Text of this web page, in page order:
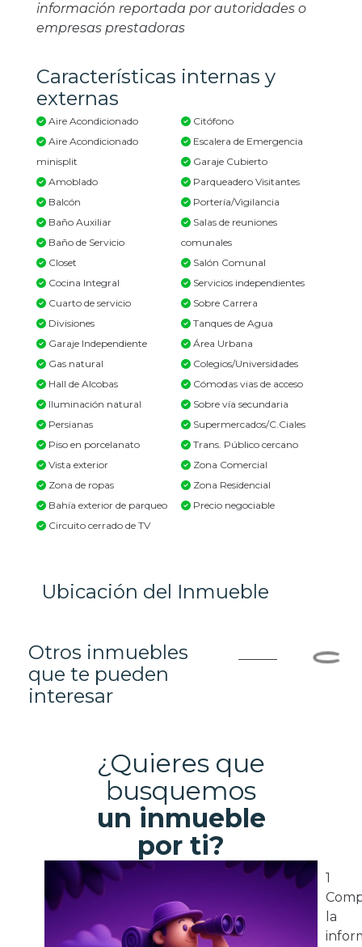
información reportada por autoridades o
empresas prestadoras
Características internas y
externas
Aire Acondicionado
Aire Acondicionado
minisplit
Amoblado
Balcón
Baño Auxiliar
Baño de Servicio
Closet
Cocina Integral
Cuarto de servicio
Divisiones
Garaje Independiente
Gas natural
Hall de Alcobas
Iluminación natural
Persianas
Piso en porcelanato
Vista exterior
Zona de ropas
Bahía exterior de parqueo
Circuito cerrado de TV
Citófono
Escalera de Emergencia
Garaje Cubierto
Parqueadero Visitantes
Portería/Vigilancia
Salas de reuniones
comunales
Salón Comunal
Servicios independientes
Sobre Carrera
Tanques de Agua
Área Urbana
Colegios/Universidades
Cómodas vias de acceso
Sobre vía secundaria
Supermercados/C.Ciales
Trans. Público cercano
Zona Comercial
Zona Residencial
Precio negociable
Ubicación del Inmueble
Otros inmuebles
que te pueden
interesar
¿Quieres que
busquemos
un inmueble
por ti?
1
la